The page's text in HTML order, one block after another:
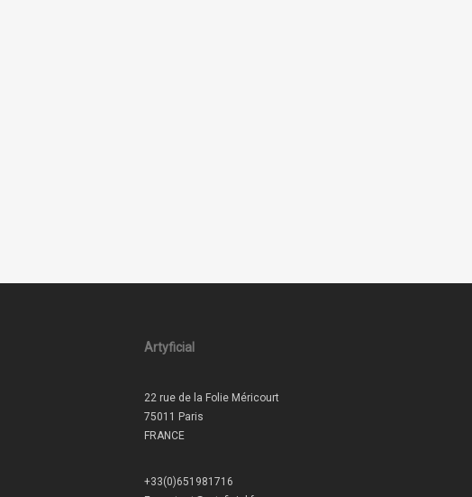
Artyficial
22 rue de la Folie Méricourt
75011 Paris
FRANCE
+33(0)651981716